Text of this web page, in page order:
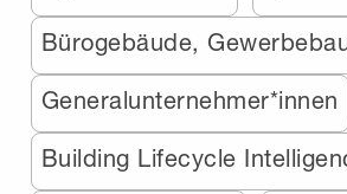
Bürogebäude,
Generalunternehmer*innen
Building Lifecycle